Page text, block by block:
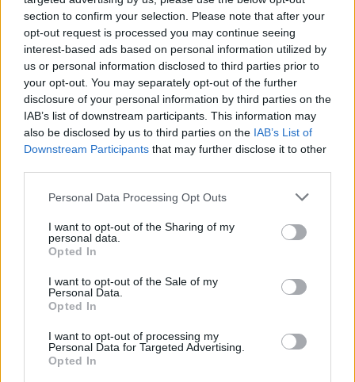
section to confirm your selection. Please note that after your
opt-out request is processed you may continue seeing
interest-based ads based on personal information utilized by
us or personal information disclosed to third parties prior to
your opt-out. You may separately opt-out of the further
disclosure of your personal information by third parties on the
IAB’s list of downstream participants. This information may
also be disclosed by us to third parties on the IAB’s List of
Downstream Participants that may further disclose it to other
Personal Data Processing Opt Outs
I want to opt-out of the Sharing of my
personal data.
Opted In
I want to opt-out of the Sale of my
Personal Data.
Opted In
I want to opt-out of processing my
Personal Data for Targeted Advertising.
Opted In
Il materiale (testo, foto e video) consultabile in questo portale è di nostra proprietà.
Alcune foto (screenshot) ed articoli presenti su "Calciomercato Magazine" sono in parte